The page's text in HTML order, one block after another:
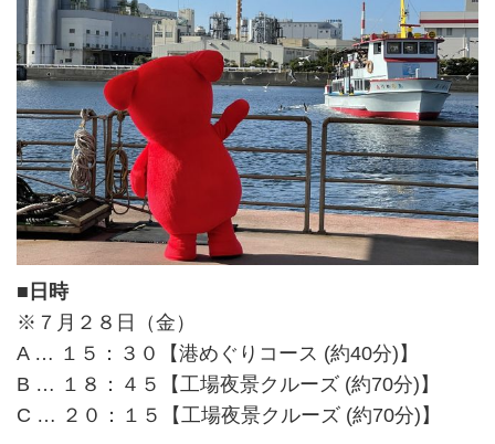
■日時
※７月２８日（金）
A … １５：３０【港めぐりコース (約40分)】
B … １８：４５【工場夜景クルーズ (約70分)】
C … ２０：１５【工場夜景クルーズ (約70分)】